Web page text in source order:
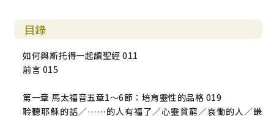
目錄
如何與斯托得一起讀聖經 011
前言 015
第一章 馬太福音五章1～6節：培育靈性的品格 019
聆聽耶穌的話／……的人有福了／心靈貧窮／哀慟的人／謙